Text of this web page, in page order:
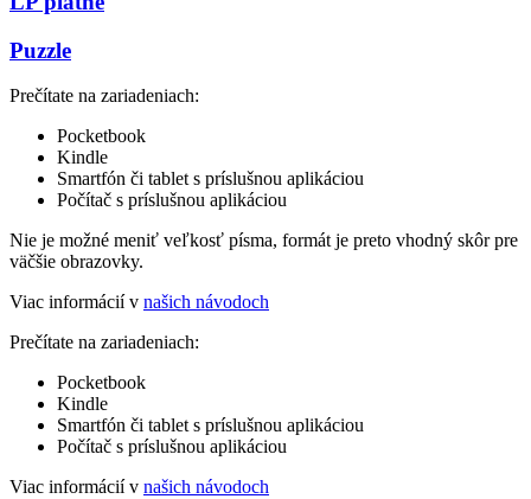
Puzzle
Prečítate na zariadeniach:
Pocketbook
Kindle
Smartfón či tablet s príslušnou aplikáciou
Počítač s príslušnou aplikáciou
Nie je možné meniť veľkosť písma, formát je preto vhodný skôr pre
väčšie obrazovky.
Viac informácií v našich návodoch
Prečítate na zariadeniach:
Pocketbook
Kindle
Smartfón či tablet s príslušnou aplikáciou
Počítač s príslušnou aplikáciou
Viac informácií v našich návodoch